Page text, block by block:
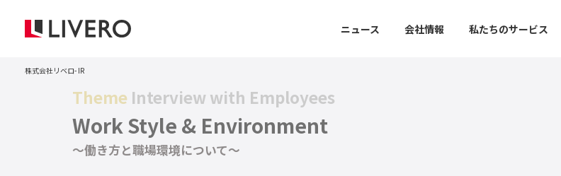
ニュース 会社情報 私たちのサービス
株式会社リベロ IR
Theme Interview with Employees
Work Style & Environment
〜働き方と職場環境について〜